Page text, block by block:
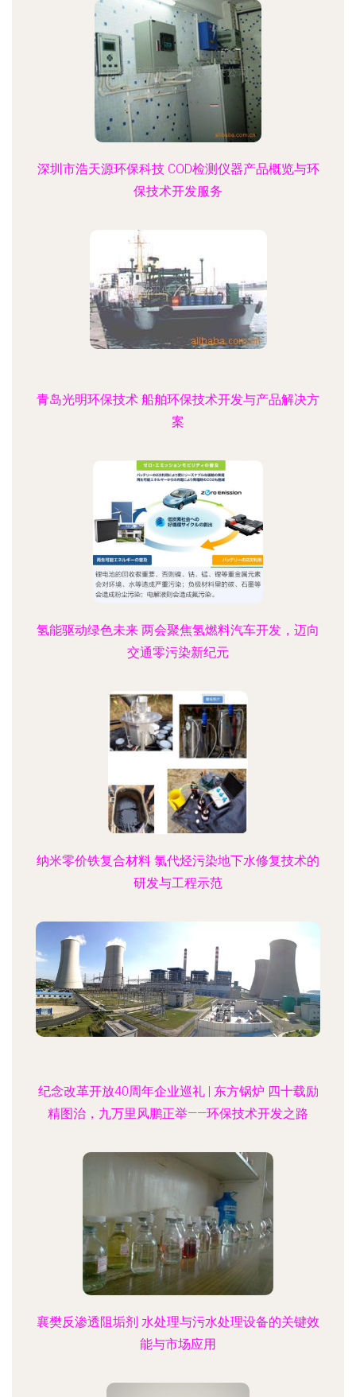
深圳市浩天源环保科技 COD检测仪器产品概览与环
保技术开发服务
青岛光明环保技术 船舶环保技术开发与产品解决方
案
氢能驱动绿色未来 两会聚焦氢燃料汽车开发，迈向
交通零污染新纪元
纳米零价铁复合材料 氯代烃污染地下水修复技术的
研发与工程示范
纪念改革开放40周年企业巡礼 | 东方锅炉 四十载励
精图治，九万里风鹏正举——环保技术开发之路
襄樊反渗透阻垢剂 水处理与污水处理设备的关键效
能与市场应用